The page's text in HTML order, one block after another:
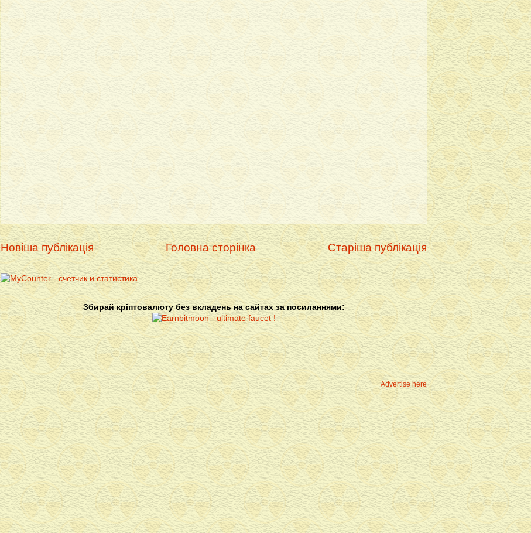
Новіша публікація Старіша публікація
Головна сторінка
Збирай кріптовалюту без вкладень на сайтах за посиланнями:
Advertise here